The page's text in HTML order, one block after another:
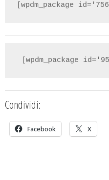
[wpdm_package
[wpdm_package
Condividi:
Facebook X